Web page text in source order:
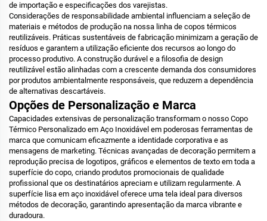
de importação e especificações dos varejistas.
Considerações de responsabilidade ambiental influenciam a seleção de
materiais e métodos de produção na nossa linha de copos térmicos
reutilizáveis. Práticas sustentáveis de fabricação minimizam a geração de
resíduos e garantem a utilização eficiente dos recursos ao longo do
processo produtivo. A construção durável e a filosofia de design
reutilizável estão alinhadas com a crescente demanda dos consumidores
por produtos ambientalmente responsáveis, que reduzem a dependência
de alternativas descartáveis.
Opções de Personalização e Marca
Capacidades extensivas de personalização transformam o nosso Copo
Térmico Personalizado em Aço Inoxidável em poderosas ferramentas de
marca que comunicam eficazmente a identidade corporativa e as
mensagens de marketing. Técnicas avançadas de decoração permitem a
reprodução precisa de logotipos, gráficos e elementos de texto em toda a
superfície do copo, criando produtos promocionais de qualidade
profissional que os destinatários apreciam e utilizam regularmente. A
superfície lisa em aço inoxidável oferece uma tela ideal para diversos
métodos de decoração, garantindo apresentação da marca vibrante e
duradoura.